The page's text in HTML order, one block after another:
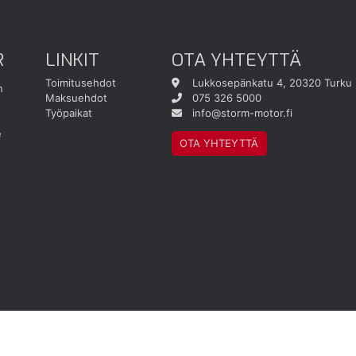
LINKIT
Toimitusehdot
Maksuehdot
Työpaikat
OTA YHTEYTTÄ
Lukkosepänkatu 4, 20320 Turku
075 326 5000
info@storm-motor.fi
OTA YHTEYTTÄ